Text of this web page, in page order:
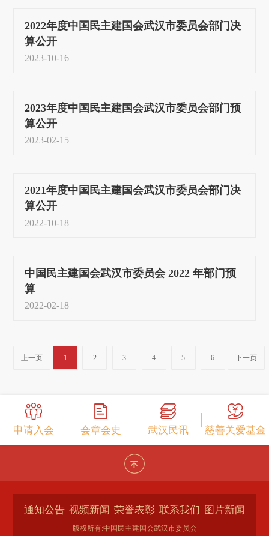
2022年度中国民主建国会武汉市委员会部门决
算公开
2023-10-16
2023年度中国民主建国会武汉市委员会部门预
算公开
2023-02-15
2021年度中国民主建国会武汉市委员会部门决
算公开
2022-10-18
中国民主建国会武汉市委员会 2022 年部门预
算
2022-02-18
上一页 1 2 3 4 5 6 下一页
申请入会 会章会史 武汉民讯 慈善关爱基金
通知公告 视频新闻 荣誉表彰 联系我们 图片新闻
版权所有:中国民主建国会武汉市委员会